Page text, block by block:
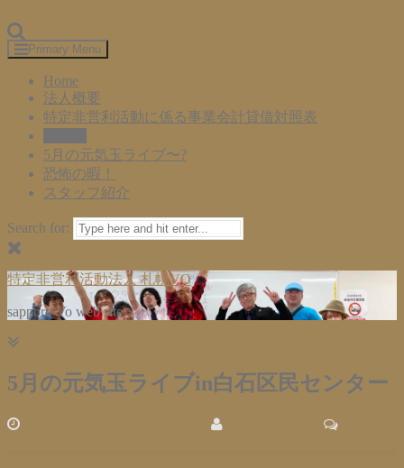
Primary Menu
Home
法人概要
特定非営利活動に係る事業会計貸借対照表
5月の元気玉ライブ〜?
恐怖の暇！
スタッフ紹介
Search for:
特定非営利活動法人 札幌VO
sapporo Vo web site
5月の元気玉ライブin白石区民センター